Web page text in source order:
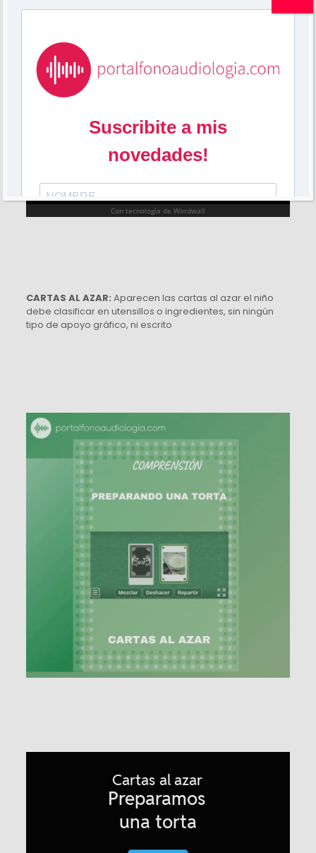
CARTAS AL AZAR: Aparecen las cartas al azar el niño
debe clasificar en utensillos o ingredientes, sin ningún
tipo de apoyo gráfico, ni escrito